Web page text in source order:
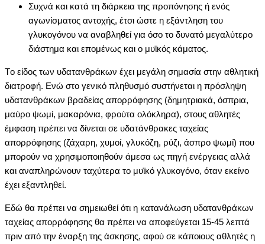
Συχνά και κατά τη διάρκεια της προπόνησης ή ενός
αγωνίσματος αντοχής, έτσι ώστε η εξάντληση του
γλυκογόνου να αναβληθεί για όσο το δυνατό μεγαλύτερο
διάστημα και επομένως και ο μυϊκός κάματος.
Tο είδος των υδατανθράκων έχει μεγάλη σημασία στην αθλητική
διατροφή. Eνώ στο γενικό πληθυσμό συστήνεται η πρόσληψη
υδατανθράκων βραδείας απορρόφησης (δημητριακά, όσπρια,
μαύρο ψωμί, μακαρόνια, φρούτα ολόκληρα), στους αθλητές
έμφαση πρέπει να δίνεται σε υδατάνθρακες ταχείας
απορρόφησης (ζάχαρη, χυμοί, γλυκόζη, ρύζι, άσπρο ψωμί) που
μπορούν να χρησιμοποιηθούν άμεσα ως πηγή ενέργειας αλλά
και αναπληρώνουν ταχύτερα το μυϊκό γλυκογόνο, όταν εκείνο
έχει εξαντληθεί.
Eδώ θα πρέπει να σημειωθεί ότι η κατανάλωση υδατανθράκων
ταχείας απορρόφησης θα πρέπει να αποφεύγεται 15-45 λεπτά
πριν από την έναρξη της άσκησης, αφού σε κάποιους αθλητές η